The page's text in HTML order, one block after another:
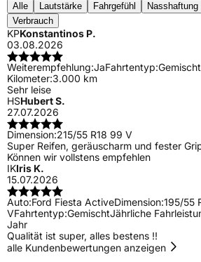
Alle Lautstärke Fahrgefühl Nasshaftung
Verbrauch
KPKonstantinos P.
03.08.2026
Weiterempfehlung:JaFahrtentyp:Gemischt
Kilometer:3.000 km
Sehr leise
HSHubert S.
27.07.2026
Dimension:215/55 R18 99 V
Super Reifen, geräuscharm und fester
Können wir vollstens empfehlen
IKIris K.
15.07.2026
Auto:Ford Fiesta ActiveDimension:195/55
VFahrtentyp:GemischtJährliche
Jahr
Qualität ist super, alles bestens !!
alle Kundenbewertungen anzeigen